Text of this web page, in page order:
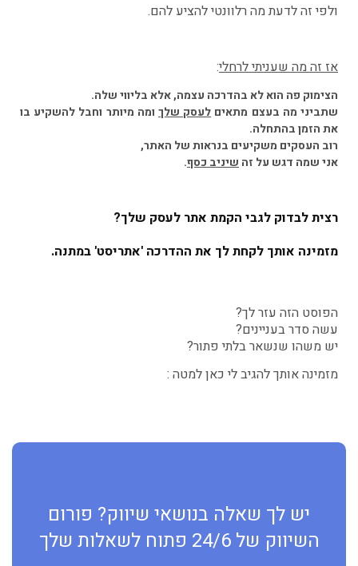
ולפי זה לדעת מה רלוונטי להציע להם.
אז זה מה שעניתי לרחלי:
הצימוק פה הוא לא בהדרכה עצמה, אלא בליווי שלה.
שתביני מה בעצם מתאים לעסק שלך ומה מיותר וחבל להשקיע בו
את הזמן בהתחלה.
רוב העסקים משקיעים בנראות של האתר,
אני שמה דגש על זה שיניב כסף.
רצית לבדוק לגבי הקמת אתר לעסק שלך?
מזמינה אותך לקחת לך את ההדרכה 'אתריסט' במתנה.
הפוסט הזה עזר לך?
עשה סדר בעניינים?
יש משהו שנשאר בלתי פתור?
מזמינה אותך להגיב לי כאן למטה :
יש לך שאלה בנושאי שיווק? פורום
השיווק של 24/6 פתוח לשאלות שלך